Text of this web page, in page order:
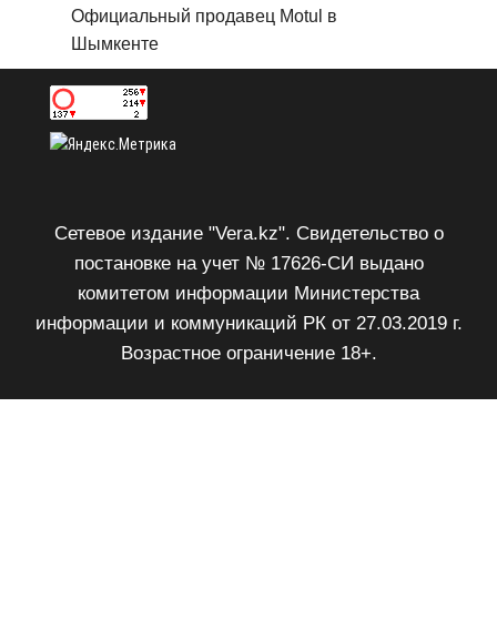
Официальный продавец Motul в
Шымкенте
Сетевое издание "Vera.kz". Свидетельство о
постановке на учет № 17626-СИ выдано
комитетом информации Министерства
информации и коммуникаций РК от 27.03.2019 г.
Возрастное ограничение 18+.